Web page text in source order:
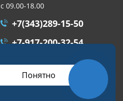
с 09.00-18.00
+7(343)289-15-50
+7-917-200-32-54
Разработка сайта
Студия «СТРОИМ САЙТ»
Понятно